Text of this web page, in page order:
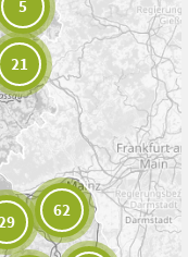
5
21
62